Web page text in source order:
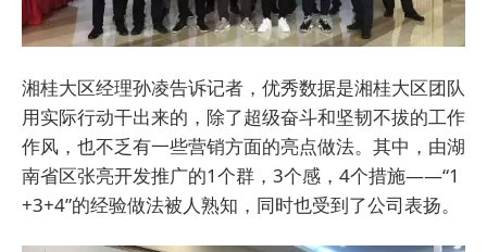
湘桂大区经理孙凌告诉记者，优秀数据是湘桂大区团队
用实际行动干出来的，除了超级奋斗和坚韧不拔的工作
作风，也不乏有一些营销方面的亮点做法。其中，由湖
南省区张亮开发推广的1个群，3个感，4个措施——“1
+3+4”的经验做法被人熟知，同时也受到了公司表扬。